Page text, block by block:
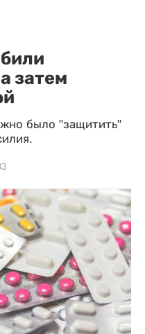
затем
было "защитить"